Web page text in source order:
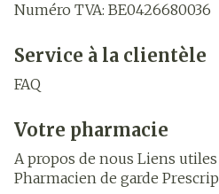
Numéro TVA: BE0426680036
Service à la clientèle
FAQ
Votre pharmacie
A propos de nous Liens utiles
Pharmacien de garde